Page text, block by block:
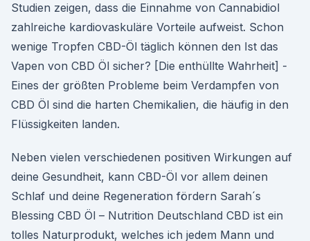
Studien zeigen, dass die Einnahme von Cannabidiol
zahlreiche kardiovaskuläre Vorteile aufweist. Schon
wenige Tropfen CBD-Öl täglich können den Ist das
Vapen von CBD Öl sicher? [Die enthüllte Wahrheit] -
Eines der größten Probleme beim Verdampfen von
CBD Öl sind die harten Chemikalien, die häufig in den
Flüssigkeiten landen.
Neben vielen verschiedenen positiven Wirkungen auf
deine Gesundheit, kann CBD-Öl vor allem deinen
Schlaf und deine Regeneration fördern Sarah´s
Blessing CBD Öl – Nutrition Deutschland CBD ist ein
tolles Naturprodukt, welches ich jedem Mann und